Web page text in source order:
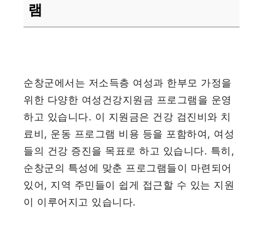
램
순창군에서는 저소득층 여성과 한부모 가정을
위한 다양한 여성건강지원금 프로그램을 운영
하고 있습니다. 이 지원금은 건강 검진비와 치
료비, 운동 프로그램 비용 등을 포함하여, 여성
들의 건강 증진을 목표로 하고 있습니다. 특히,
순창군의 특성에 맞춘 프로그램들이 마련되어
있어, 지역 주민들이 쉽게 접근할 수 있는 지원
이 이루어지고 있습니다.